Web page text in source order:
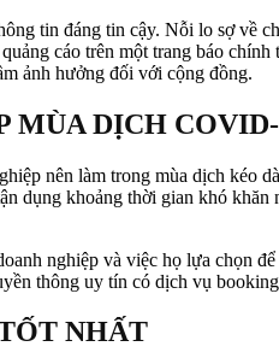
tin đáng tin cậy. Nỗi lo sợ về
cáo trên một trang báo
ảnh hưởng đối với cộng đồng.
MÙA DỊCH
nên làm trong mùa dịch kéo
khoảng thời gian khó khăn
nghiệp và việc họ lựa chọn
thông uy tín có dịch vụ
NHẤT